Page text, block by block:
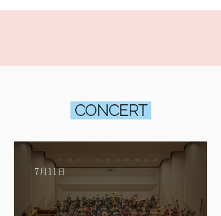
CONCERT
7月11日